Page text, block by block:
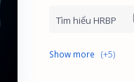
Tìm hiểu HRBP
HR News